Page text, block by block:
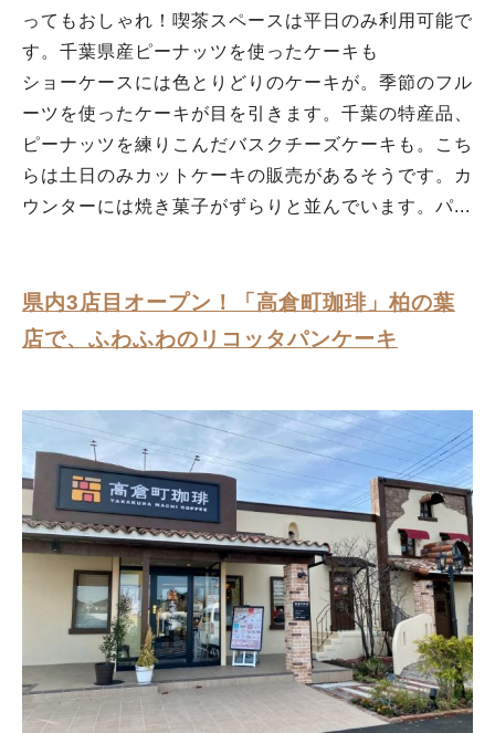
ってもおしゃれ！喫茶スペースは平日のみ利用可能で
す。千葉県産ピーナッツを使ったケーキも
ショーケースには色とりどりのケーキが。季節のフル
ーツを使ったケーキが目を引きます。千葉の特産品、
ピーナッツを練りこんだバスクチーズケーキも。こち
らは土日のみカットケーキの販売があるそうです。カ
ウンターには焼き菓子がずらりと並んでいます。パ...
県内3店目オープン！「高倉町珈琲」柏の葉
店で、ふわふわのリコッタパンケーキ
人気のキーワード
#ラーメン#ショッピング #カフェ #スイーツ #パン#カレー
#柏駅
#イベント #公園#教えたい／教えて投稿記事
#教えたい/こんなの見つけた